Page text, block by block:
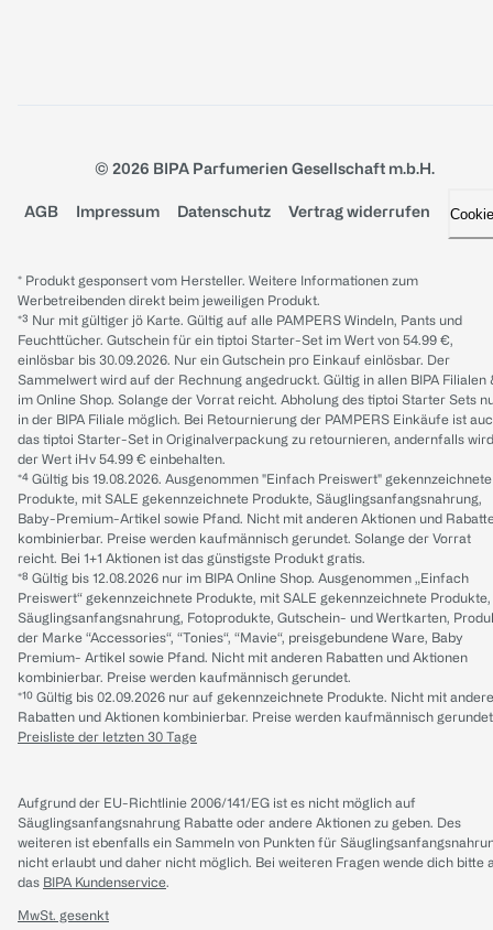
© 2026 BIPA Parfumerien Gesellschaft m.b.H.
AGB Impressum Datenschutz Vertrag widerrufen
* Produkt gesponsert vom Hersteller. Weitere Informationen zum
Werbetreibenden direkt beim jeweiligen Produkt.
*³ Nur mit gültiger jö Karte. Gültig auf alle PAMPERS Windeln, Pants und
Feuchttücher. Gutschein für ein tiptoi Starter-Set im Wert von 54.99 €,
einlösbar bis 30.09.2026. Nur ein Gutschein pro Einkauf einlösbar. Der
Sammelwert wird auf der Rechnung angedruckt. Gültig in allen BIPA Filialen
im Online Shop. Solange der Vorrat reicht. Abholung des tiptoi Starter Sets
in der BIPA Filiale möglich. Bei Retournierung der PAMPERS Einkäufe ist
das tiptoi Starter-Set in Originalverpackung zu retournieren, andernfalls wird
der Wert iHv 54.99 € einbehalten.
*⁴ Gültig bis 19.08.2026. Ausgenommen "Einfach Preiswert" gekennzeichnete
Produkte, mit SALE gekennzeichnete Produkte, Säuglingsanfangsnahrung,
Baby-Premium-Artikel sowie Pfand. Nicht mit anderen Aktionen und
kombinierbar. Preise werden kaufmännisch gerundet. Solange der Vorrat
reicht. Bei 1+1 Aktionen ist das günstigste Produkt gratis.
*⁸ Gültig bis 12.08.2026 nur im BIPA Online Shop. Ausgenommen „Einfach
Preiswert“ gekennzeichnete Produkte, mit SALE gekennzeichnete Produkte,
Säuglingsanfangsnahrung, Fotoprodukte, Gutschein- und Wertkarten,
der Marke “Accessories“, “Tonies“, “Mavie“, preisgebundene Ware, Baby
Premium- Artikel sowie Pfand. Nicht mit anderen Rabatten und Aktionen
kombinierbar. Preise werden kaufmännisch gerundet.
*¹⁰ Gültig bis 02.09.2026 nur auf gekennzeichnete Produkte. Nicht mit
Rabatten und Aktionen kombinierbar. Preise werden kaufmännisch
Preisliste der letzten 30 Tage
Aufgrund der EU-Richtlinie 2006/141/EG ist es nicht möglich auf
Säuglingsanfangsnahrung Rabatte oder andere Aktionen zu geben. Des
weiteren ist ebenfalls ein Sammeln von Punkten für
nicht erlaubt und daher nicht möglich. Bei weiteren Fragen wende dich bitte
das BIPA Kundenservice.
MwSt. gesenkt